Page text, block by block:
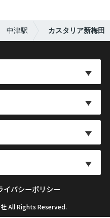
中津駅 カスタリア新梅田
イバシーポリシー
All Rights Reserved.